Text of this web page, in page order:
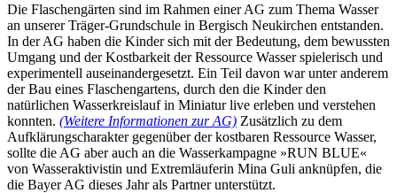
Die Flaschengärten sind im Rahmen einer AG zum Thema Wasser
an unserer Träger-Grundschule in Bergisch Neukirchen entstanden.
In der AG haben die Kinder sich mit der Bedeutung, dem bewussten
Umgang und der Kostbarkeit der Ressource Wasser spielerisch und
experimentell auseinandergesetzt. Ein Teil davon war unter anderem
der Bau eines Flaschengartens, durch den die Kinder den
natürlichen Wasserkreislauf in Miniatur live erleben und verstehen
konnten. (Weitere Informationen zur AG) Zusätzlich zu dem
Aufklärungscharakter gegenüber der kostbaren Ressource Wasser,
sollte die AG aber auch an die Wasserkampagne »RUN BLUE«
von Wasseraktivistin und Extremläuferin Mina Guli anknüpfen, die
die Bayer AG dieses Jahr als Partner unterstützt.